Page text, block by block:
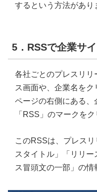
するという方法があり
5．RSSで企業サ
各社ごとのプレスリ
ス画面や、企業名を
ページの右側にある、
「RSS」のマークを
このRSSは、プレス
スタイトル」「リリ
ス冒頭文の一部」の情